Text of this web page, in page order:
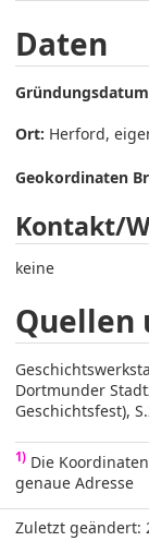
Daten
Ort: Herford,
Geokordinaten
Kontakt/
keine
Quellen
Dortmunder
Geschichtsfest),
1) Die
genaue Adresse
Zuletzt geändert: